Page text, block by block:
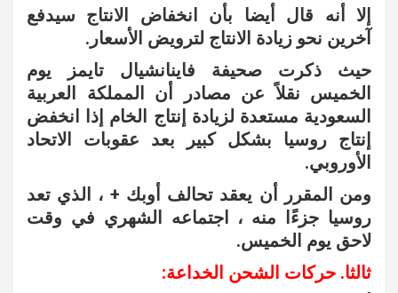
إلا أنه قال أيضا بأن انخفاض الانتاج سيدفع
آخرين نحو زيادة الانتاج لترويض الأسعار.
حيث ذكرت صحيفة فاينانشيال تايمز يوم
الخميس نقلاً عن مصادر أن المملكة العربية
السعودية مستعدة لزيادة إنتاج الخام إذا انخفض
إنتاج روسيا بشكل كبير بعد عقوبات الاتحاد
الأوروبي.
ومن المقرر أن يعقد تحالف أوبك + ، الذي تعد
روسيا جزءًا منه ، اجتماعه الشهري في وقت
لاحق يوم الخميس.
ثالثا. حركات الشحن الخداعة: